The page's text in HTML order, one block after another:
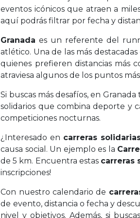
eventos icónicos que atraen a
aquí podrás filtrar por fecha y
Granada es un referente del
atlético. Una de las más
quienes prefieren distancias más
atraviesa algunos de los puntos
Si buscas más desafíos, en
solidarios que combina deporte y
competiciones nocturnas.
¿Interesado en carreras
causa social. Un ejemplo es la
de 5 km. Encuentra estas carreras
inscripciones!
Con nuestro calendario de
de evento, distancia o fecha y
nivel y objetivos. Además, si